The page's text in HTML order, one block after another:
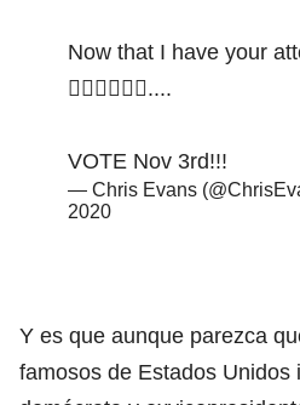
Now that I have your
🤦🏻‍♂️🤷🏻‍♂️....
VOTE Nov 3rd!!!
— Chris Evans
2020
Y es que aunque parezca
famosos de Estados Unidos